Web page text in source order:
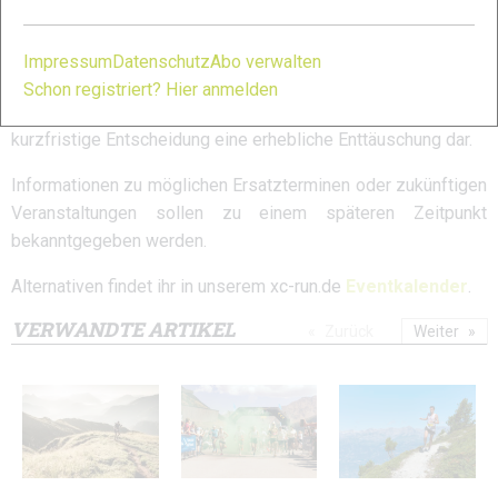
Die Absage betrifft zahlreiche Teilnehmerinnen und
Teilnehmer, die bereits Anreise, Unterkünfte und Urlaubstage
kurzfristige Entscheidung eine erhebliche Enttäuschung dar.
Informationen zu möglichen Ersatzterminen oder zukünftigen
Veranstaltungen sollen zu einem späteren Zeitpunkt
bekanntgegeben werden.
Alternativen findet ihr in unserem xc-run.de Eventkalender.
VERWANDTE ARTIKEL Weiter
Impressum DatenschutzAbo verwalten
Schon registriert? Hier anmelden